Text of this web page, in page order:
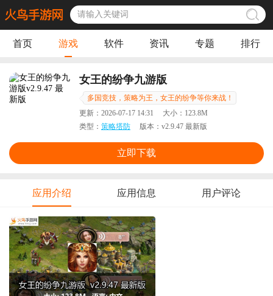
首页 游戏 软件 资讯 专题 排行
女王的纷争九游版
多国竞技，策略为王，女王的纷争等你来战！
更新： 2026-07-17 14:31 大小： 123.8M
类型： 策略塔防 版本： v2.9.47 最新版
立即下载
应用介绍 应用信息 用户评论